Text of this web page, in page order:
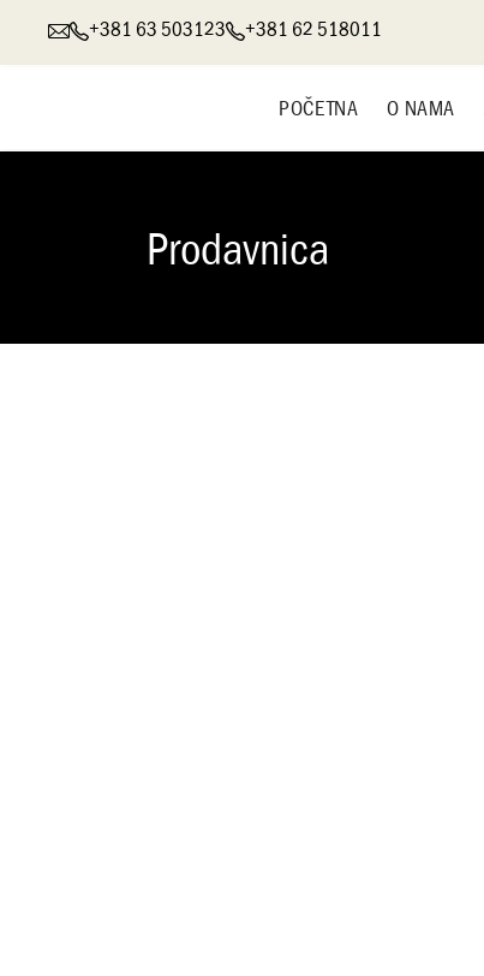
+381 63 503123 +381 62 518011
POČETNA O NAMA
Prodavnica